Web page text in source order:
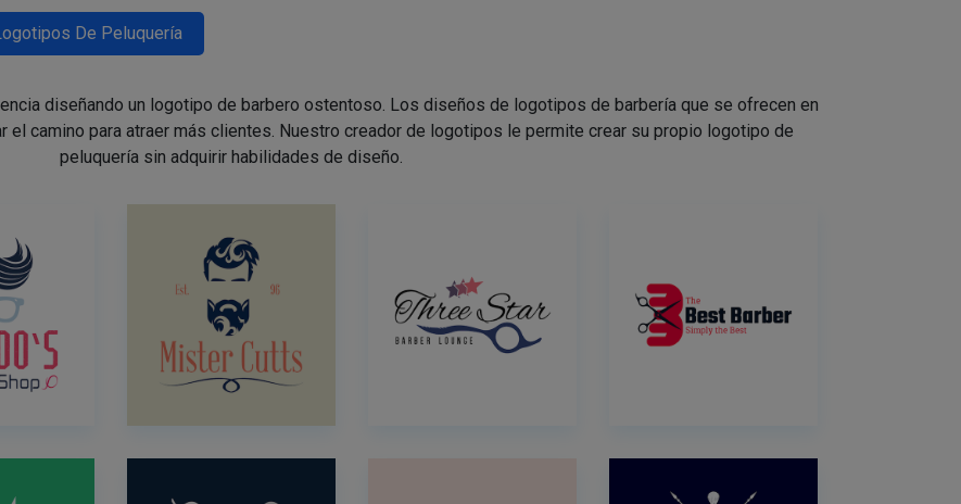
De Peluquería
diseñando un logotipo de barbero ostentoso. Los diseños de logotipos de barbería que se ofrecen en
el camino para atraer más clientes. Nuestro creador de logotipos le permite crear su propio logotipo de
peluquería sin adquirir habilidades de diseño.